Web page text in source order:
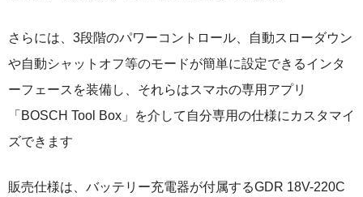
さらには、3段階のパワーコントロール、自動スローダウン
や自動シャットオフ等のモードが簡単に設定できるインタ
ーフェースを装備し、それらはスマホの専用アプリ
「BOSCH Tool Box」を介して自分専用の仕様にカスタマイ
ズできます
販売仕様は、バッテリー充電器が付属するGDR 18V-220C